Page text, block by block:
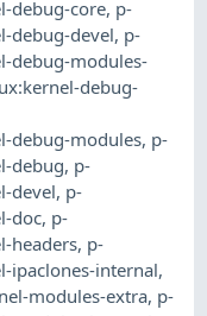
debug-core, p-
debug-devel, p-
debug-modules-
debug-
debug-modules, p-
debug, p-
devel, p-
doc, p-
headers, p-
ipaclones-internal,
modules-extra, p-